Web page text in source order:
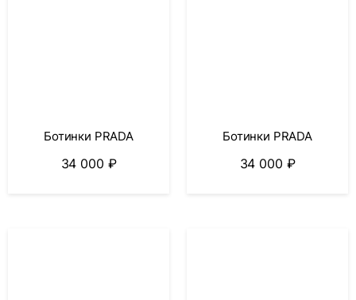
Ботинки PRADA
34 000 ₽
Ботинки PRADA
34 000 ₽